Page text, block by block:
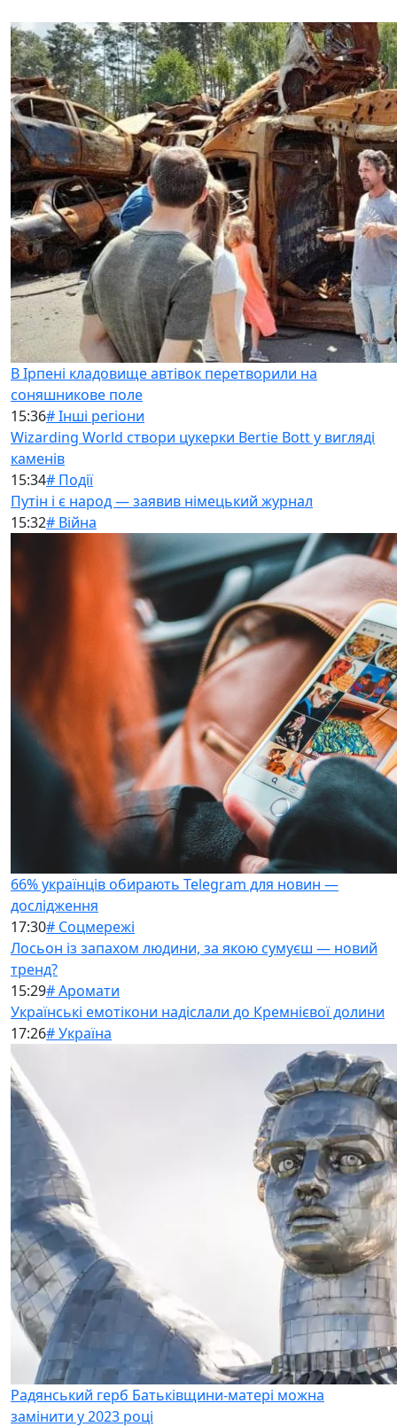
В Ірпені кладовище автівок перетворили на
соняшникове поле
15:36# Інші регіони
Wizarding World створи цукерки Bertie Bott у вигляді
каменів
15:34# Події
Путін і є народ — заявив німецький журнал
15:32# Війна
66% українців обирають Telegram для новин —
дослідження
17:30# Соцмережі
Лосьон із запахом людини, за якою сумуєш — новий
тренд?
15:29# Аромати
Українські емотікони надіслали до Кремнієвої долини
17:26# Україна
Радянський герб Батьківщини-матері можна
замінити у 2023 році